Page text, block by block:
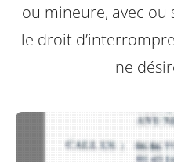
ou mineure, avec ou
le droit
ne